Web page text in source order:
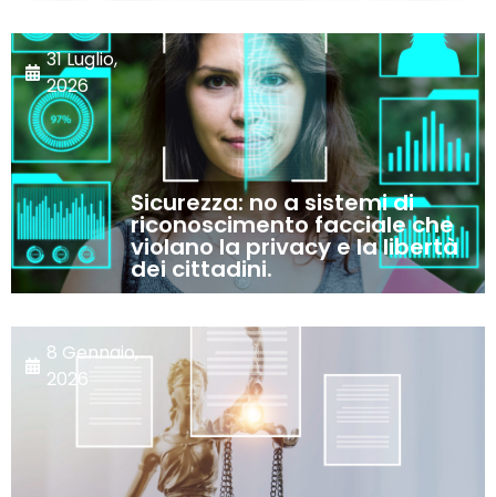
31 Luglio,
2026
Sicurezza: no a sistemi di
riconoscimento facciale che
violano la privacy e la libertà
dei cittadini.
8 Gennaio,
2026